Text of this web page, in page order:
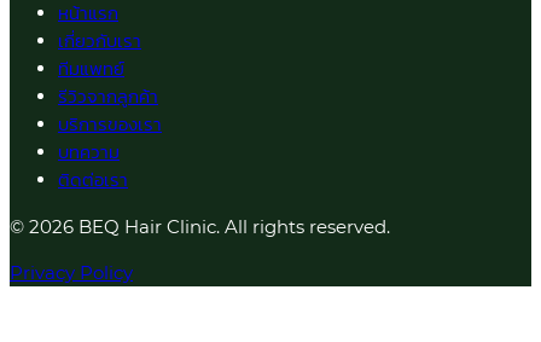
หน้าแรก
เกี่ยวกับเรา
ทีมแพทย์
รีวิวจากลูกค้า
บริการของเรา
บทความ
ติดต่อเรา
© 2026 BEQ Hair Clinic. All rights reserved.
Privacy Policy